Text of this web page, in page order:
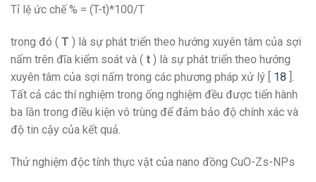
Tỉ lệ ức chế % = (T-t)*100/T
trong đó ( T ) là sự phát triển theo hướng xuyên tâm của sợi
nấm trên đĩa kiểm soát và ( t ) là sự phát triển theo hướng
xuyên tâm của sợi nấm trong các phương pháp xử lý [ 18 ].
Tất cả các thí nghiệm trong ống nghiệm đều được tiến hành
ba lần trong điều kiện vô trùng để đảm bảo độ chính xác và
độ tin cậy của kết quả.
Thử nghiệm độc tính thực vật của nano đồng CuO-Zs-NPs